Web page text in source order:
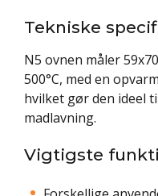
Tekniske
N5 ovnen måler
500°C, med en
hvilket gør den ideel
madlavning.
Vigtigste